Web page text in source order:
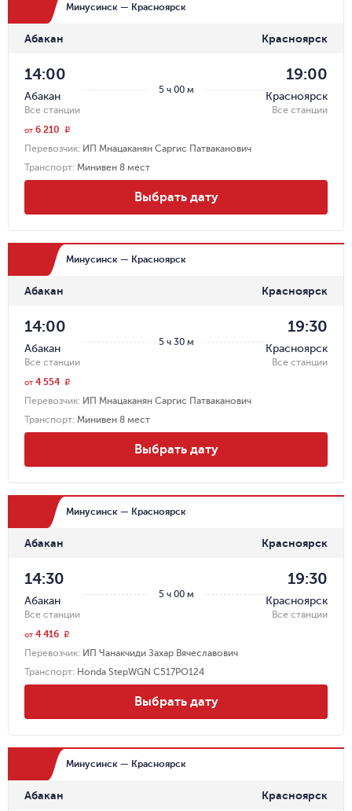
Минусинск — Красноярск
Абакан Красноярск
5 ч 00 м
14:00
Абакан
Все станции
19:00
Красноярск
Все станции
Перевозчик: ИП Мнацаканян Саргис Патваканович
Транспорт: Минивен 8 мест
от 6 210 r
Выбрать дату
Минусинск — Красноярск
Абакан Красноярск
5 ч 30 м
14:00
Абакан
Все станции
19:30
Красноярск
Все станции
Перевозчик: ИП Мнацаканян Саргис Патваканович
Транспорт: Минивен 8 мест
от 4 554 r
Выбрать дату
Минусинск — Красноярск
Абакан Красноярск
5 ч 00 м
14:30
Абакан
Все станции
19:30
Красноярск
Все станции
Перевозчик: ИП Чанакчиди Захар Вячеславович
Транспорт: Honda StepWGN С517РО124
от 4 416 r
Выбрать дату
Минусинск — Красноярск
Абакан Красноярск